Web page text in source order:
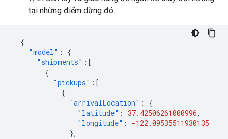
tại những điểm dừng đó.
{
"model" :
{
"shipments" :[
{
"pickups" :[
{
"arrivalLocation" :
{
"latitude" : 37.42506261000996,
"longitude" :
-122.09535511930135
},